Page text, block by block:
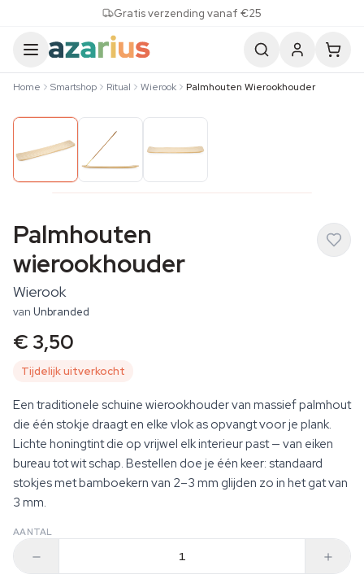
Gratis verzending vanaf €25
Home Smartshop Ritual Wierook Palmhouten Wierookhouder
Palmhouten
wierookhouder
Wierook
van Unbranded
€ 3,50
Tijdelijk uitverkocht
Een traditionele schuine wierookhouder van massief palmhout
die één stokje draagt en elke vlok as opvangt voor je plank.
Lichte honingtint die op vrijwel elk interieur past — van eiken
bureau tot wit schap. Bestellen doe je één keer: standaard
stokjes met bamboekern van 2–3 mm glijden zo in het gat van
3 mm.
AANTAL